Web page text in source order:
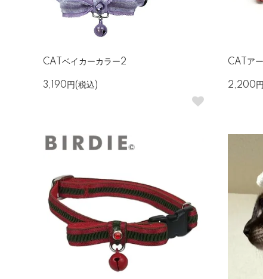
CATベイカーカラー2
3,190円(税込)
CATア
2,200